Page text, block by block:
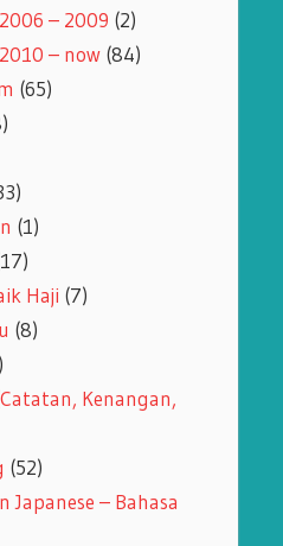
– 2009 (2)
– now(84)
(65)
(1)
Haji (7)
(8)
Kenangan,
(52)
Japanese – Bahasa